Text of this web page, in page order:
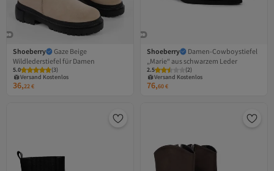
Shoeberry
Gaze Beige
Wildlederstiefel für Damen
5.0 (3)
Versand Kostenlos
Gratis Versand
Versand Kostenlos
36,22€
Shoeberry
Damen-Cowboystiefel
„Marie“ aus schwarzem Leder
2.5 (2)
Versand Kostenlos
Gratis Versand
Versand Kostenlos
76,60€